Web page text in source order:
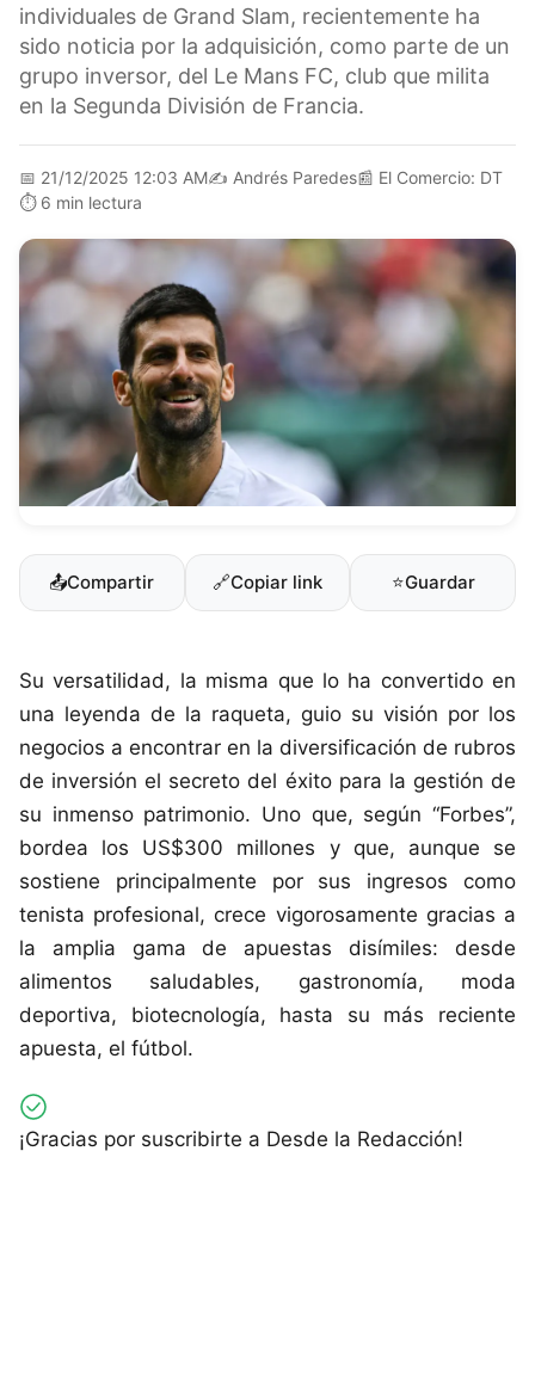
individuales de Grand Slam, recientemente ha
sido noticia por la adquisición, como parte de un
grupo inversor, del Le Mans FC, club que milita
en la Segunda División de Francia.
📅 21/12/2025 12:03 AM✍️ Andrés Paredes📰 El Comercio: DT
⏱️ 6 min lectura
📤Compartir 🔗Copiar link ⭐Guardar
Su versatilidad, la misma que lo ha convertido en
una leyenda de la raqueta, guio su visión por los
negocios a encontrar en la diversificación de rubros
de inversión el secreto del éxito para la gestión de
su inmenso patrimonio. Uno que, según “Forbes”,
bordea los US$300 millones y que, aunque se
sostiene principalmente por sus ingresos como
tenista profesional, crece vigorosamente gracias a
la amplia gama de apuestas disímiles: desde
alimentos saludables, gastronomía, moda
deportiva, biotecnología, hasta su más reciente
apuesta, el fútbol.
¡Gracias por suscribirte a Desde la Redacción!